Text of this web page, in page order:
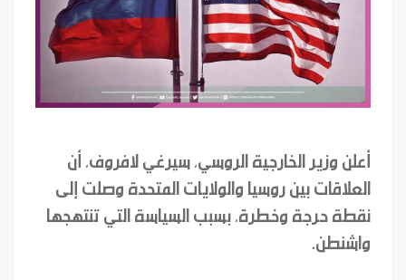
أعلن وزير الخارجية الروسي، سيرغي لافروف، أن
العلاقات بين روسيا والولايات المتحدة وصلت إلى
نقطة حرجة وخطرة، بسبب السياسة التي تنتهجها
واشنطن.